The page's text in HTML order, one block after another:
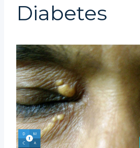
Diabetes